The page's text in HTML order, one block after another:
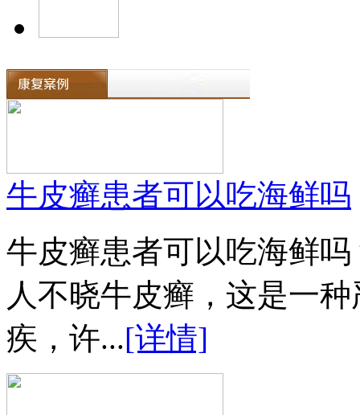
牛皮癣患者可以吃海鲜吗
牛皮癣患者可以吃海鲜
人不晓牛皮癣，这是一
疾，许...[详情]